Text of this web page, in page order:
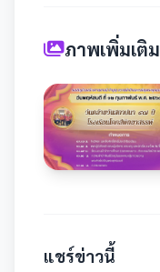
ภาพเพิ่มเติม
แชร์ข่าวนี้